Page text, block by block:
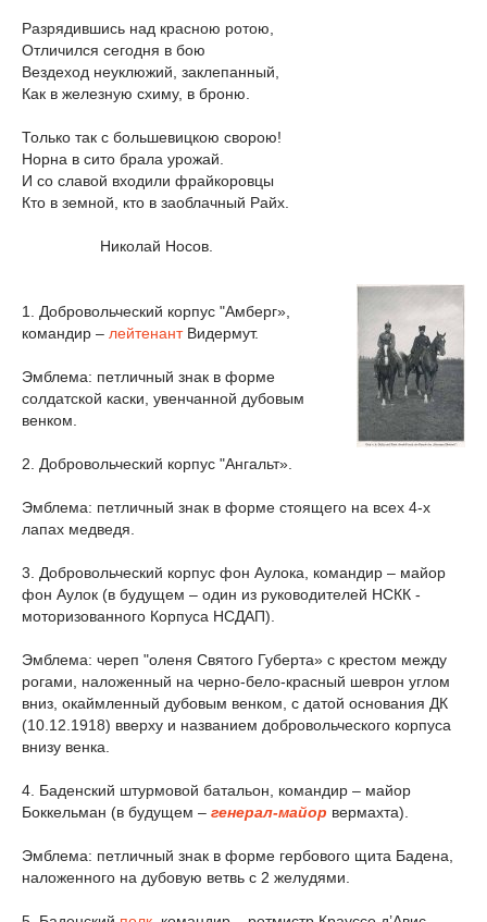
Разрядившись над красною ротою,
Отличился сегодня в бою
Вездеход неуклюжий, заклепанный,
Как в железную схиму, в броню.
Только так с большевицкою сворою!
Норна в сито брала урожай.
И со славой входили фрайкоровцы
Кто в земной, кто в заоблачный Райх.
Николай Носов.
1. Добровольческий корпус "Амберг»,
командир – лейтенантВидермут.
Эмблема: петличный знак в форме
солдатской каски, увенчанной дубовым
венком.
2. Добровольческий корпус "Ангальт».
Эмблема: петличный знак в форме стоящего на всех 4-х
лапах медведя.
3. Добровольческий корпус фон Аулока, командир – майор
фон Аулок (в будущем – один из руководителей НСКК -
моторизованного Корпуса НСДАП).
Эмблема: череп "оленя Святого Губерта» с крестом между
рогами, наложенный на черно-бело-красный шеврон углом
вниз, окаймленный дубовым венком, с датой основания ДК
(10.12.1918) вверху и названием добровольческого корпуса
внизу венка.
4. Баденский штурмовой батальон, командир – майор
Боккельман (в будущем – генерал-майор вермахта).
Эмблема: петличный знак в форме гербового щита Бадена,
наложенного на дубовую ветвь с 2 желудями.